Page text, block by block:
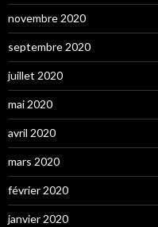
novembre 2020
septembre 2020
juillet 2020
mai 2020
avril 2020
mars 2020
février 2020
janvier 2020